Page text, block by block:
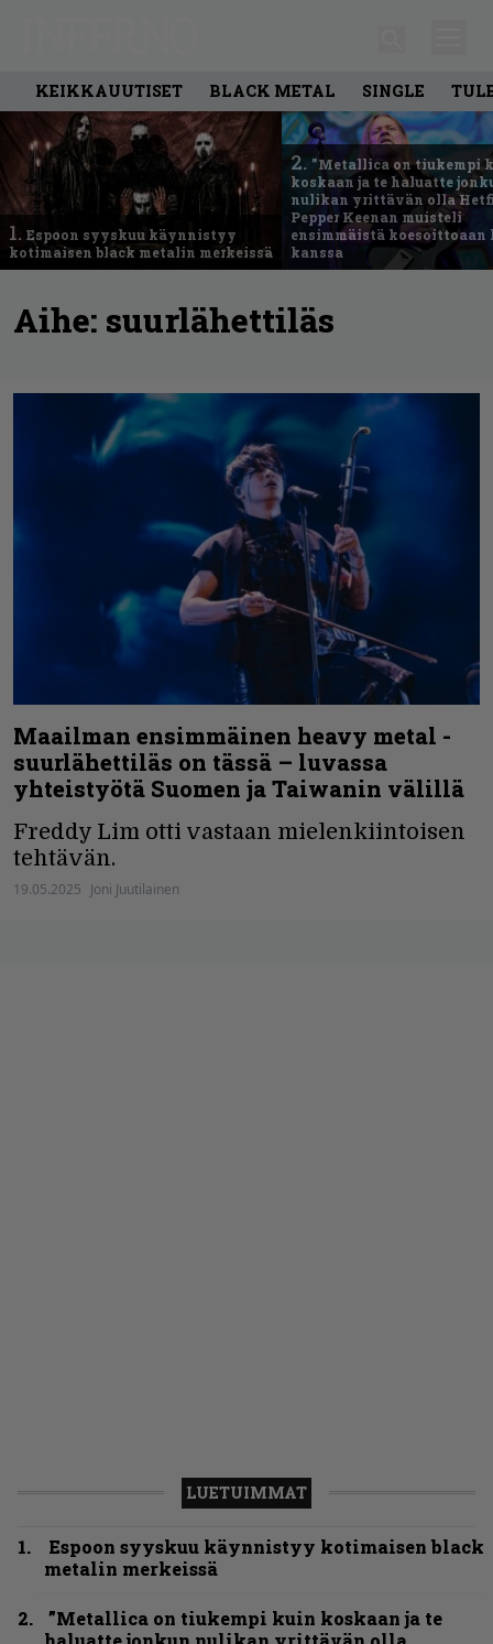
KEIKKAUUTISET BLACK METAL SINGLE
1. Espoon syyskuu käynnistyy
kotimaisen black metalin merkeissä
2. ”Metallica on tiukempi
koskaan ja te haluatte
nulikan yrittävän olla
Pepper Keenan muisteli
ensimmäistä
kanssa
Aihe: suurlähettiläs
Maailman ensimmäinen heavy metal -
suurlähettiläs on tässä – luvassa
yhteistyötä Suomen ja Taiwanin välillä
Freddy Lim otti vastaan mielenkiintoisen
tehtävän.
19.05.2025 Joni Juutilainen
LUETUIMMAT
Espoon syyskuu käynnistyy kotimaisen black
metalin merkeissä
”Metallica on tiukempi kuin koskaan ja te